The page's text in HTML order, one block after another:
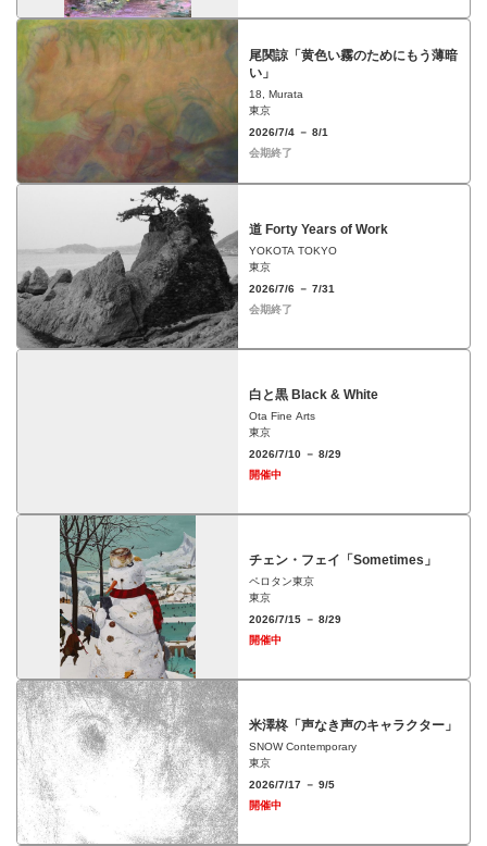
尾関諒「黄色い霧のためにもう薄暗
い」
18, Murata
東京
2026/7/4 － 8/1
会期終了
道 Forty Years of Work
YOKOTA TOKYO
東京
2026/7/6 － 7/31
会期終了
白と黒 Black & White
Ota Fine Arts
東京
2026/7/10 － 8/29
開催中
チェン・フェイ「Sometimes」
ペロタン東京
東京
2026/7/15 － 8/29
開催中
米澤柊「声なき声のキャラクター」
SNOW Contemporary
東京
2026/7/17 － 9/5
開催中